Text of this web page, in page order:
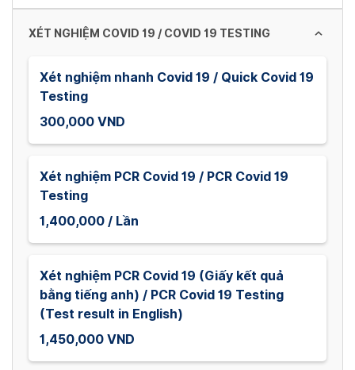
changing
dates.
XÉT NGHIỆM COVID 19 / COVID 19 TESTING
Xét nghiệm nhanh Covid 19 / Quick Covid 19
Testing
300,000 VND
Xét nghiệm PCR Covid 19 / PCR Covid 19
Testing
1,400,000 / Lần
Xét nghiệm PCR Covid 19 (Giấy kết quả
bằng tiếng anh) / PCR Covid 19 Testing
(Test result in English)
1,450,000 VND